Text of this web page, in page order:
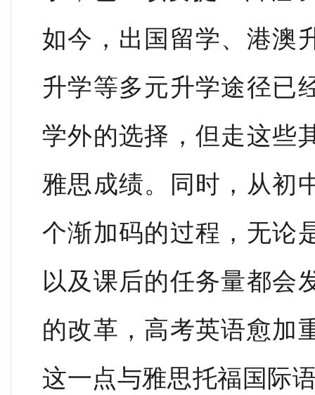
如今，出国留学、港澳
升学等多元升学途径已
学外的选择，但走这些
雅思成绩。同时，从初
个渐加码的过程，无论
以及课后的任务量都会
的改革，高考英语愈加
这一点与雅思托福国际